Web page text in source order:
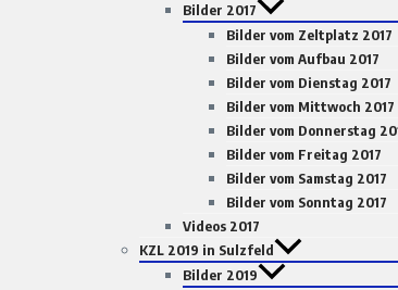
Bilder 2017
Bilder vom Zeltplatz 2017
Bilder vom Aufbau 2017
Bilder vom Dienstag 2017
Bilder vom Mittwoch 2017
Bilder vom Donnerstag
Bilder vom Freitag 2017
Bilder vom Samstag 2017
Bilder vom Sonntag 2017
Videos 2017
KZL 2019 in Sulzfeld
Bilder 2019